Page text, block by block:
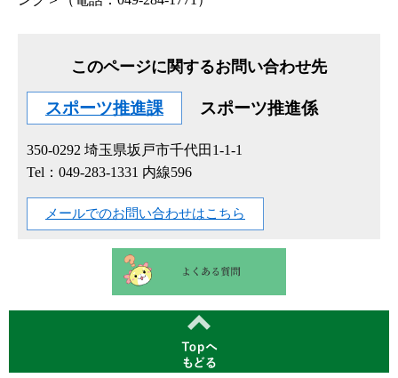
このページに関するお問い合わせ先
スポーツ推進課 スポーツ推進係
350-0292 埼玉県坂戸市千代田1-1-1
Tel：049-283-1331 内線596
メールでのお問い合わせはこちら